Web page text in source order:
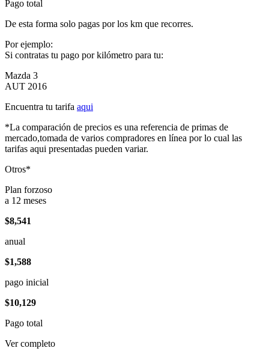
Pago total
De esta forma solo pagas por los km que recorres.
Por ejemplo:
Si contratas tu pago por kilómetro para tu:
Mazda 3
AUT 2016
Encuentra tu tarifa aqui
*La comparación de precios es una referencia de primas de
mercado,tomada de varios compradores en línea por lo cual las
tarifas aqui presentadas pueden variar.
Otros*
Plan forzoso
a 12 meses
$8,541
anual
$1,588
pago inicial
$10,129
Pago total
Ver completo